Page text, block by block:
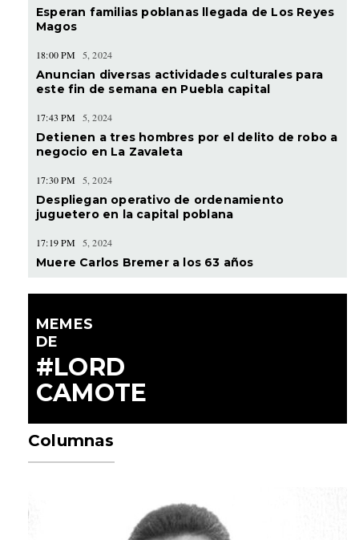
Esperan familias poblanas llegada de Los Reyes
Magos
18:00 PM 5, 2024
Anuncian diversas actividades culturales para
este fin de semana en Puebla capital
17:43 PM 5, 2024
Detienen a tres hombres por el delito de robo a
negocio en La Zavaleta
17:30 PM 5, 2024
Despliegan operativo de ordenamiento
juguetero en la capital poblana
17:19 PM 5, 2024
Muere Carlos Bremer a los 63 años
MEMES
DE
#LORD
CAMOTE
Columnas